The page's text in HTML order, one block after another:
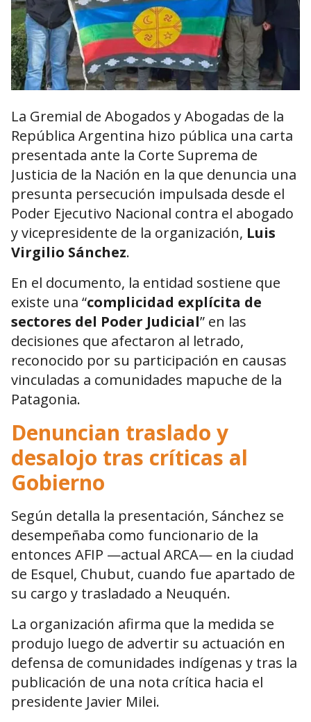
La Gremial de Abogados y Abogadas de la
República Argentina hizo pública una carta
presentada ante la Corte Suprema de
Justicia de la Nación en la que denuncia una
presunta persecución impulsada desde el
Poder Ejecutivo Nacional contra el abogado
y vicepresidente de la organización, Luis
Virgilio Sánchez.
En el documento, la entidad sostiene que
existe una “complicidad explícita de
sectores del Poder Judicial” en las
decisiones que afectaron al letrado,
reconocido por su participación en causas
vinculadas a comunidades mapuche de la
Patagonia.
Denuncian traslado y
desalojo tras críticas al
Gobierno
Según detalla la presentación, Sánchez se
desempeñaba como funcionario de la
entonces AFIP —actual ARCA— en la ciudad
de Esquel, Chubut, cuando fue apartado de
su cargo y trasladado a Neuquén.
La organización afirma que la medida se
produjo luego de advertir su actuación en
defensa de comunidades indígenas y tras la
publicación de una nota crítica hacia el
presidente Javier Milei.